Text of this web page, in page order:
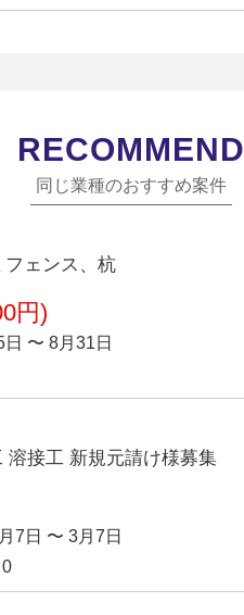
RECOMMEND
同じ業種のおすすめ案件
フェンス、杭
円)
〜 8月31日
溶接工 新規元請け様募集
7日 〜 3月7日
0